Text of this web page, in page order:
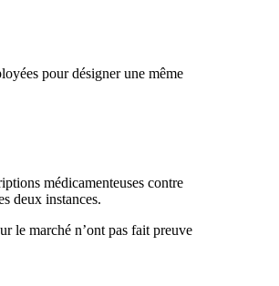
pour désigner une même
médicamenteuses contre
deux instances.
le marché n’ont pas fait preuve